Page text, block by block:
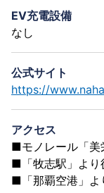
EV充電設備
なし
公式サイト
https://
アクセス
■モノレール「美
■「牧志駅」より
■「那覇空港」よ